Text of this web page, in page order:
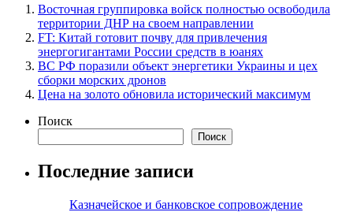
Восточная группировка войск полностью освободила
территории ДНР на своем направлении
FT: Китай готовит почву для привлечения
энергогигантами России средств в юанях
ВС РФ поразили объект энергетики Украины и цех
сборки морских дронов
Цена на золото обновила исторический максимум
Поиск
Поиск
Последние записи
Казначейское и банковское сопровождение